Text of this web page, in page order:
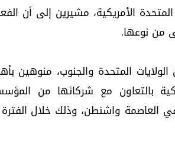
الأمريكية، مشيرين إلى أن
من نوعها.
المتحدة والجنوب، منوهين
بالتعاون مع شركائها من
العاصمة واشنطن، وذلك خلال